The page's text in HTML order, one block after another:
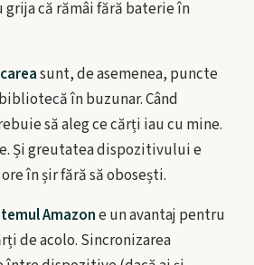
că rămâi fără baterie în
sunt, de asemenea, puncte
în buzunar. Când
să aleg ce cărți iau cu mine.
Și greutatea dispozitivului e
în șir fără să obosești.
Amazone un avantaj pentru
de acolo. Sincronizarea